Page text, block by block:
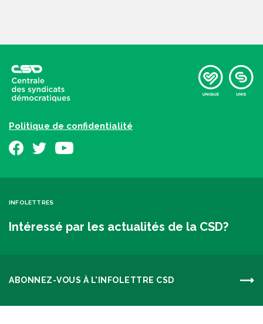
Politique de confidentialité
INFOLETTRES
Intéressé par les actualités de la CSD?
ABONNEZ-VOUS À L'INFOLETTRE CSD